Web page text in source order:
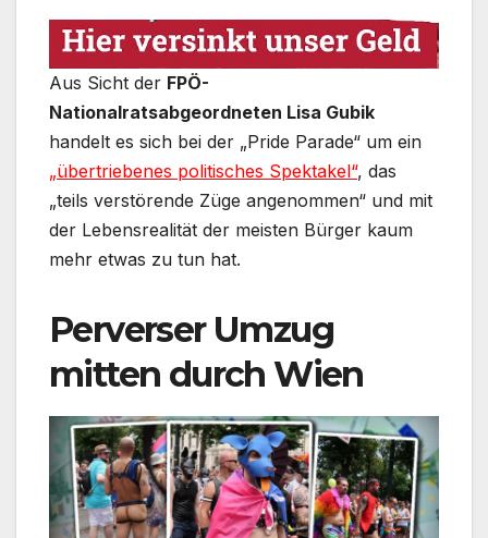
Aus Sicht der FPÖ-
Nationalratsabgeordneten Lisa Gubik
handelt es sich bei der „Pride Parade“ um ein
„übertriebenes politisches Spektakel“, das
„teils verstörende Züge angenommen“ und mit
der Lebensrealität der meisten Bürger kaum
mehr etwas zu tun hat.
Perverser Umzug
mitten durch Wien